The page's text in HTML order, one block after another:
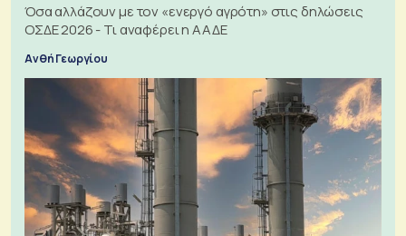
Όσα αλλάζουν με τον «ενεργό αγρότη» στις δηλώσεις
ΟΣΔΕ 2026 - Τι αναφέρει η ΑΑΔΕ
Ανθή Γεωργίου